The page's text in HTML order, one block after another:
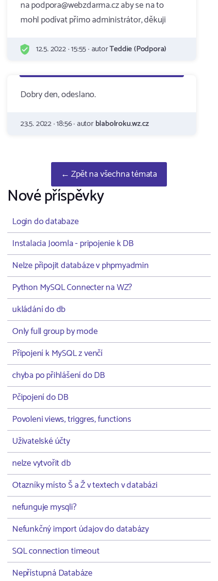
na podpora@webzdarma.cz aby se na to
mohl podívat přímo administrátor, děkuji
12.5. 2022 · 15:55 · autorTeddie (Podpora)
Dobry den, odeslano.
23.5. 2022 · 18:56 · autorblabolroku.wz.cz
← Zpět na všechna témata
Nové příspěvky
Login do databaze
Instalacia Joomla - pripojenie k DB
Nelze připojit databáze v phpmyadmin
Python MySQL Connecter na WZ?
ukládání do db
Only full group by mode
Připojení k MySQL z venčí
chyba po přihlášení do DB
Pčipojení do DB
Povoleni views, triggres, functions
Uživatelské účty
nelze vytvořit db
Otazníky místo Š a Ž v textech v databázi
nefunguje mysqli?
Nefunkčný import údajov do databázy
SQL connection timeout
Nepřístupná Databáze